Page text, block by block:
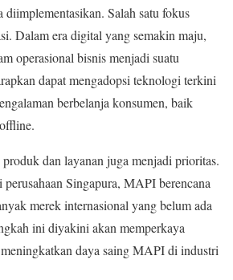
diimplementasikan. Salah satu fokus
Dalam era digital yang semakin maju,
operasional bisnis menjadi suatu
dapat mengadopsi teknologi terkini
berbelanja konsumen, baik
dan layanan juga menjadi prioritas.
Singapura, MAPI berencana
merek internasional yang belum ada
ini diyakini akan memperkaya
daya saing MAPI di industri